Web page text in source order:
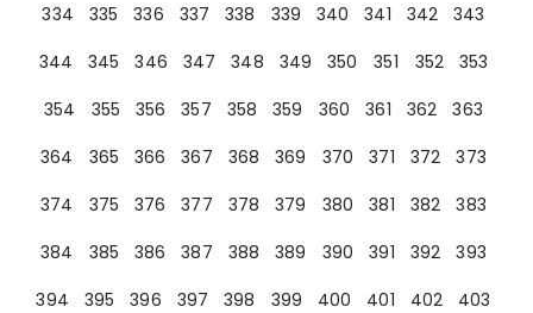
334
335 336 337 338 339 340 341 342
343
344
345 346 347 348 349 350 351 352
353
354
355 356 357 358 359 360 361 362
363
364
365 366 367 368 369 370 371 372
373
374
375 376 377 378 379 380 381 382
383
384
385 386 387 388 389 390 391 392
393
394
395 396 397 398 399 400 401 402
403